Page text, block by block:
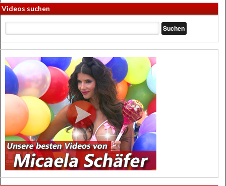
Videos suchen